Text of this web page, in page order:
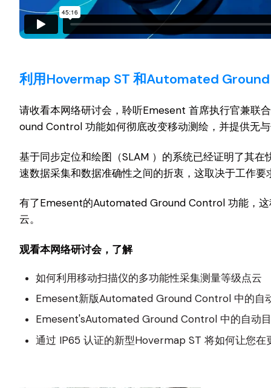
利用Hovermap ST 和Automated
请收看本网络研讨会，聆听Emesent 首席执行官兼
ound Control 功能如何彻底改变移动测绘，并提供无
基于同步定位和绘图（SLAM ）的系统已经证明了其
速数据采集和数据准确性之间的折衷，这取决于工作要
有了Emesent的Automated Ground Control 功能，这
云。
观看本网络研讨会，了解
如何利用移动扫描仪的多功能性采集测量等级点云
Emesent新版Automated Ground Control 中的自
Emesent'sAutomated Ground Control 中的自动
通过 IP65 认证的新型Hovermap ST 将如何让您在